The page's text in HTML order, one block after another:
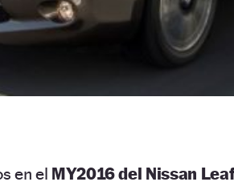
en el MY2016 del Nissan Leaf